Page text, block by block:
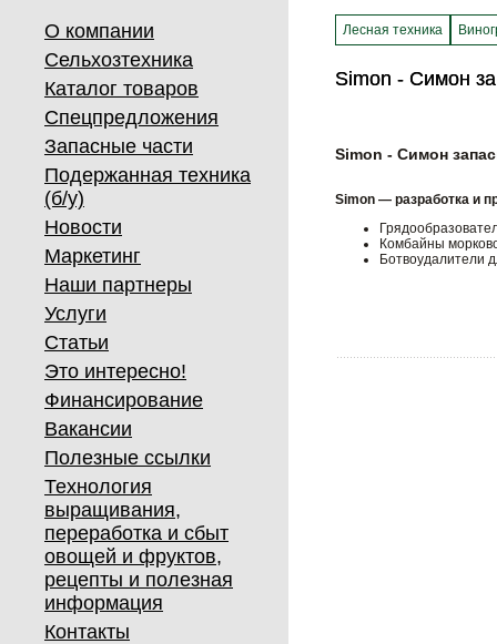
О компании
Сельхозтехника
Каталог товаров
Спецпредложения
Запасные части
Подержанная техника
(б/у)
Новости
Маркетинг
Наши партнеры
Услуги
Статьи
Это интересно!
Финансирование
Вакансии
Полезные ссылки
Технология
выращивания,
переработка и сбыт
овощей и фруктов,
рецепты и полезная
информация
Контакты
Лесная техника
Simon - Симон
Simon - Симон
Simon - Симон
Simon — разработка и
Комбайны
Ботвоудалители